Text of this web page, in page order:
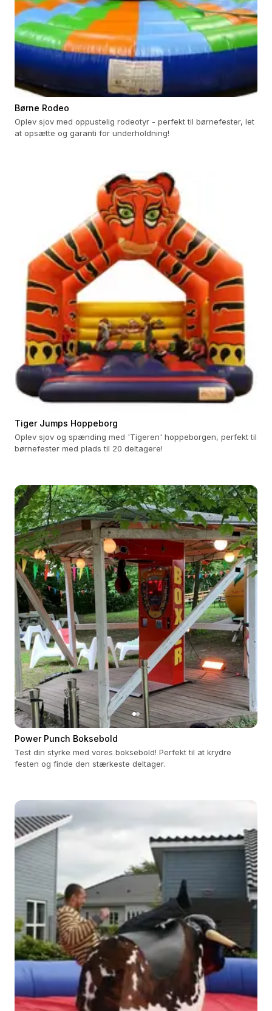
Børne Rodeo
Oplev sjov med oppustelig rodeotyr - perfekt til børnefester, let
at opsætte og garanti for underholdning!
Tiger Jumps Hoppeborg
Oplev sjov og spænding med 'Tigeren' hoppeborgen, perfekt til
børnefester med plads til 20 deltagere!
Power Punch Boksebold
Test din styrke med vores boksebold! Perfekt til at krydre
festen og finde den stærkeste deltager.